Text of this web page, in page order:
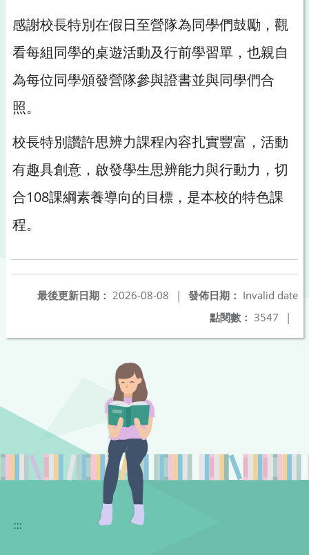
感謝校長特別在假日至營隊為同學們鼓勵，觀
看每組同學的桌遊活動及行前學習單，也親自
為每位同學頒發營隊參與證書並與同學們合
照。
校長特別讚許思辨力課程內容扎實豐富，活動
有趣具創意，啟發學生思辨能力與行動力，切
合108課綱素養導向的目標，是本校的特色課
程。
發佈日期： Invalid date
最後更新日期： 2026-08-08
|
點閱數： 3547 |
:::